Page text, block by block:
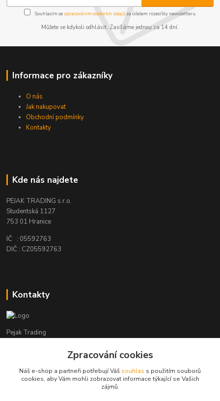
Souhlasím se zpracováním osobních údajůza účelem rozesílky newsletteru.
Můžete se kdykoli odhlásit. Zasíláme jednou za 14 dní.
Informace pro zákazníky
O nás
Jak nakupovat
Obchodní podmínky
Kontakty
Kde nás najdete
PEJAK TRADING s.r.o.
Studentská 1127
753 01 Hranice
IČ : 05592763
DIČ : CZ05592763
Kontakty
Pejak Trading
+ 420 724 280 132
(Po-Pá, 8-16 hod.)
Zpracování cookies
Náš e-shop a partneři potřebují Váš souhlas s použitím souborů
cookies, aby Vám mohli zobrazovat informace týkající se Vašich
zájmů.